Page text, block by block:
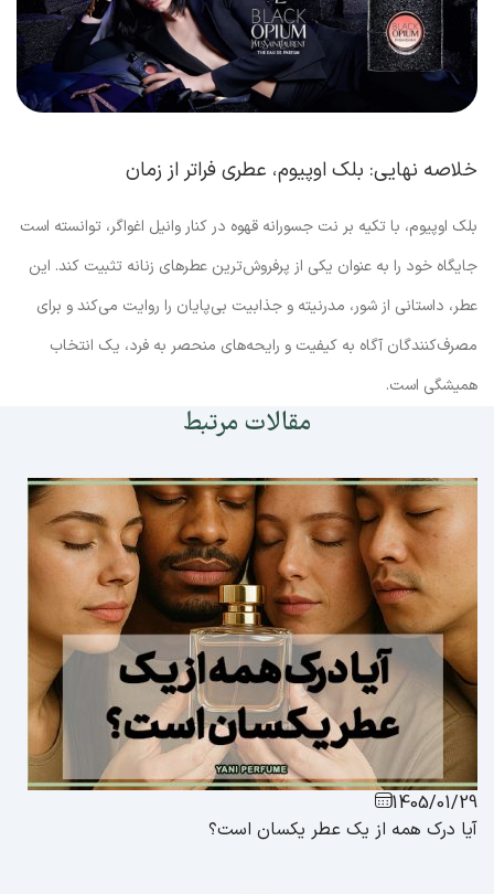
خلاصه نهایی: بلک اوپیوم، عطری فراتر از زمان
بلک اوپیوم، با تکیه بر نت جسورانه قهوه در کنار وانیل اغواگر، توانسته است
جایگاه خود را به عنوان یکی از پرفروش‌ترین عطرهای زنانه تثبیت کند. این
عطر، داستانی از شور، مدرنیته و جذابیت بی‌پایان را روایت می‌کند و برای
مصرف‌کنندگان آگاه به کیفیت و رایحه‌های منحصر به فرد، یک انتخاب
همیشگی است.
مقالات مرتبط
1405/01/29
آیا درک همه از یک عطر یکسان است؟